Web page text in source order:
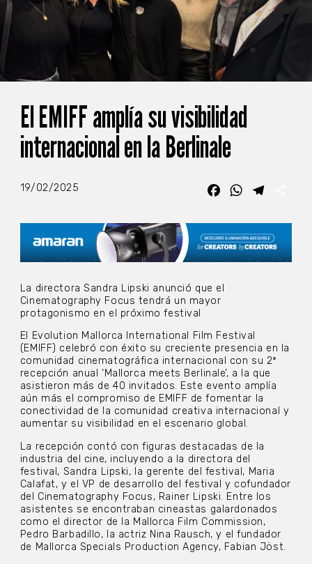
El EMIFF amplía su visibilidad
internacional en la Berlinale
19/02/2025 FacebookWhatsApp
La directora Sandra Lipski anunció que el
Cinematography Focus tendrá un mayor
protagonismo en el próximo festival
El Evolution Mallorca International Film Festival
(EMIFF) celebró con éxito su creciente presencia en la
comunidad cinematográfica internacional con su 2ª
recepción anual ‘Mallorca meets Berlinale’, a la que
asistieron más de 40 invitados. Este evento amplía
aún más el compromiso de EMIFF de fomentar la
conectividad de la comunidad creativa internacional y
aumentar su visibilidad en el escenario global.
La recepción contó con figuras destacadas de la
industria del cine, incluyendo a la directora del
festival, Sandra Lipski, la gerente del festival, Maria
Calafat, y el VP de desarrollo del festival y cofundador
del Cinematography Focus, Rainer Lipski. Entre los
asistentes se encontraban cineastas galardonados
como el director de la Mallorca Film Commission,
Pedro Barbadillo, la actriz Nina Rausch, y el fundador
de Mallorca Specials Production Agency, Fabian Jöst.